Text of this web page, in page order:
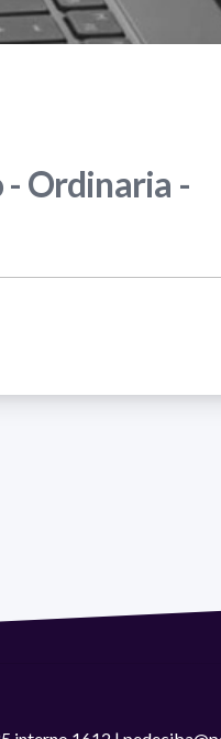
- Ordinaria -